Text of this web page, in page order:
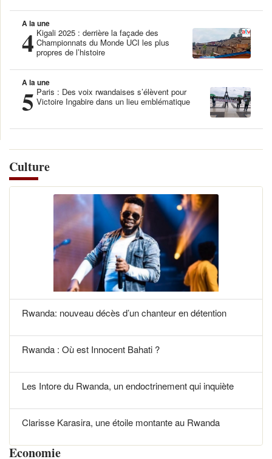
A la une
4 Kigali 2025 : derrière la façade des
Championnats du Monde UCI les plus
propres de l’histoire
A la une
5 Paris : Des voix rwandaises s’élèvent pour
Victoire Ingabire dans un lieu emblématique
Culture
Rwanda: nouveau décès d’un chanteur en détention
Rwanda : Où est Innocent Bahati ?
Les Intore du Rwanda, un endoctrinement qui inquiète
Clarisse Karasira, une étoile montante au Rwanda
Economie